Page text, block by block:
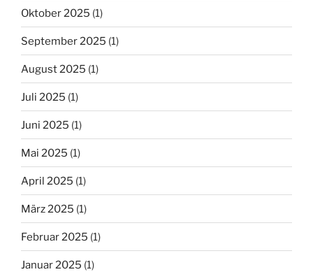
Oktober 2025 (1)
September 2025 (1)
August 2025 (1)
Juli 2025 (1)
Juni 2025 (1)
Mai 2025 (1)
April 2025 (1)
März 2025 (1)
Februar 2025 (1)
Januar 2025 (1)